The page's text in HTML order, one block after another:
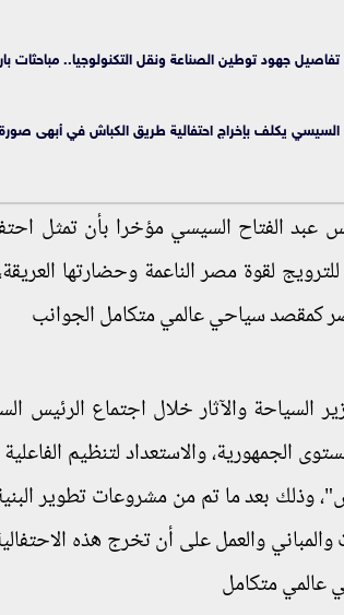
تفاصيل جهود توطين الصناعة ونقل التكنولوجيا.. مباحثات
السيسي يكلف بإخراج احتفالية طريق الكباش في أبهى صورة
عبد الفتاح السيسي مؤخرا بأن تمثل
للترويج لقوة مصر الناعمة وحضارتها
كمقصد سياحي عالمي متكامل الجوانب
السياحة والآثار خلال اجتماع الرئيس
الجمهورية، والاستعداد لتنظيم
وذلك بعد ما تم من مشروعات تطوير
والمباني والعمل على أن تخرج هذه
متكامل